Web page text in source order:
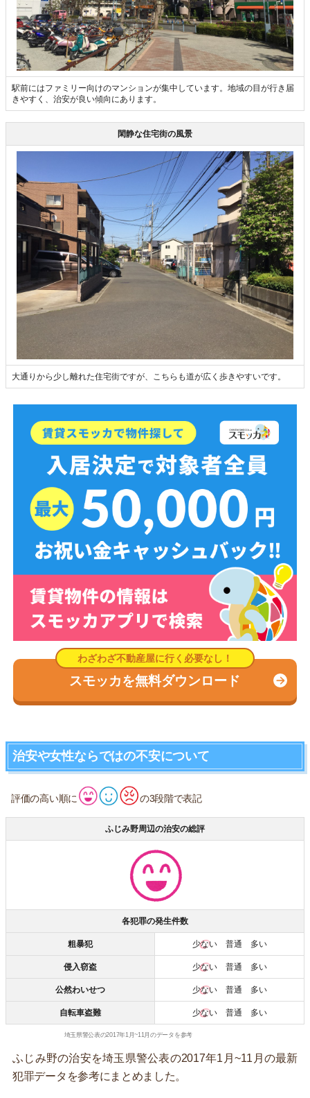
駅前にはファミリー向けのマンションが集中しています。地域の目が行き届
きやすく、治安が良い傾向にあります。
閑静な住宅街の風景
大通りから少し離れた住宅街ですが、こちらも道が広く歩きやすいです。
スモッカを無料ダウンロード
治安や女性ならではの不安について
評価の高い順に の3段階で表記
ふじみ野周辺の治安の総評
各犯罪の発生件数
粗暴犯 少ない普通 多い
侵入窃盗 少ない普通 多い
公然わいせつ 少ない普通 多い
自転車盗難 少ない普通 多い
埼玉県警公表の2017年1月~11月のデータを参考
ふじみ野の治安を埼玉県警公表の2017年1月~11月の最新
犯罪データを参考にまとめました。